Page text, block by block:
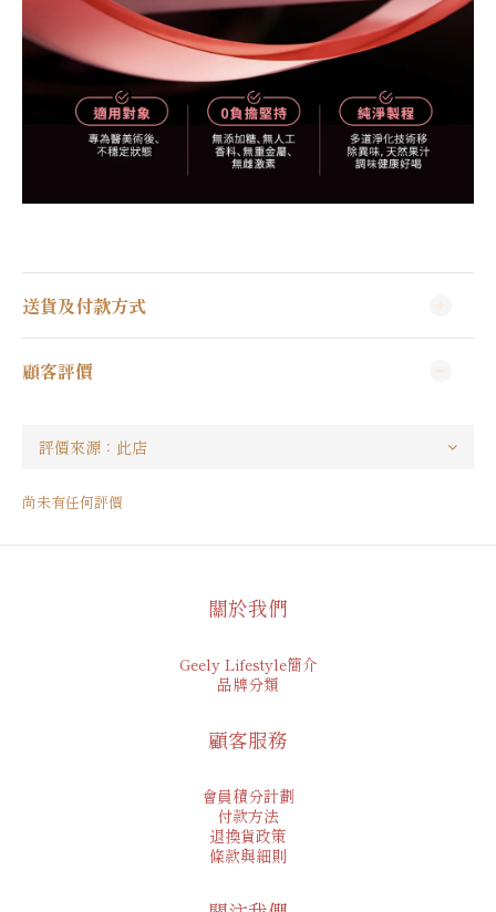
送貨及付款方式
顧客評價
尚未有任何評價
關於我們
Geely Lifestyle簡介
品牌分類
顧客服務
會員積分計劃
付款方法
退換貨政策
條款與細則